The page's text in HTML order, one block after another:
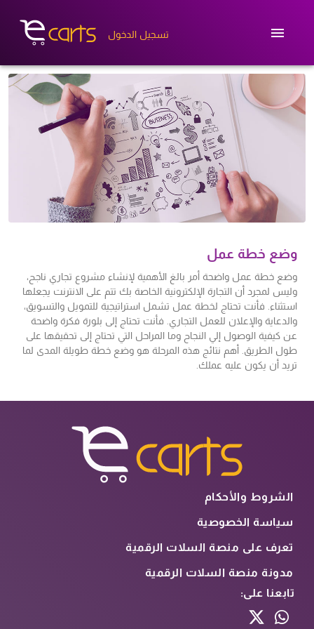
تسجيل الدخول
وضع خطة عمل
وضع خطة عمل واضحة أمر بالغ الأهمية لإنشاء مشروع تجاري ناجح،
وليس لمجرد أن التجارة الإلكترونية الخاصة بك تتم على الانترنت يجعلها
استثناء. فأنت تحتاج لخطة عمل تشمل استراتيجية للتمويل والتسويق،
والدعاية والإعلان للعمل التجاري. فأنت تحتاج إلى بلورة فكرة واضحة
عن كيفية الوصول إلي النجاح وما المراحل التي تحتاج إلى تحقيقها على
طول الطريق. أهم نتائج هذه المرحلة هو وضع خطة طويلة المدى لما
تريد أن يكون عليه عملك.
الشروط والأحكام
سياسة الخصوصية
تعرف على منصة السلات الرقمية
مدونة منصة السلات الرقمية
تابعنا على: